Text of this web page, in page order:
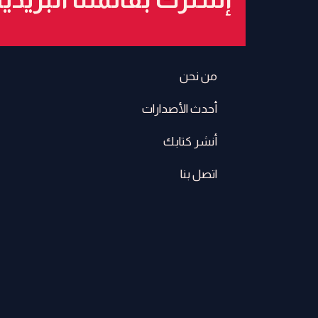
من نحن
أحدث الأصدارات
أنشر كتابك
اتصل بنا